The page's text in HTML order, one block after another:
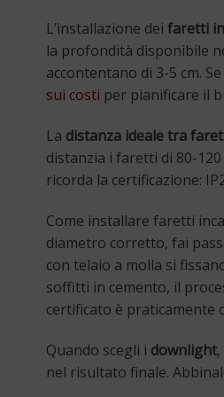
L’installazione dei faretti
la profondità disponibile
accontentano di 3-5 cm.
sui costi per pianificare il
La distanza ideale tra
distanzia i faretti di 80-120
ricorda la certificazione:
Come installare faretti
diametro corretto, fai
con telaio a molla si
soffitti in cemento, il
certificato è praticamente
Quando scegli i downlight
nel risultato finale.